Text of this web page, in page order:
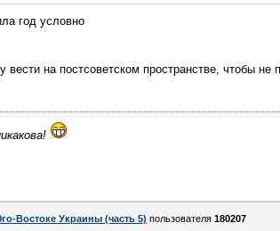
год условно
на постсоветском пространстве, чтобы не
Востоке Украины (часть 5) пользователя 180207